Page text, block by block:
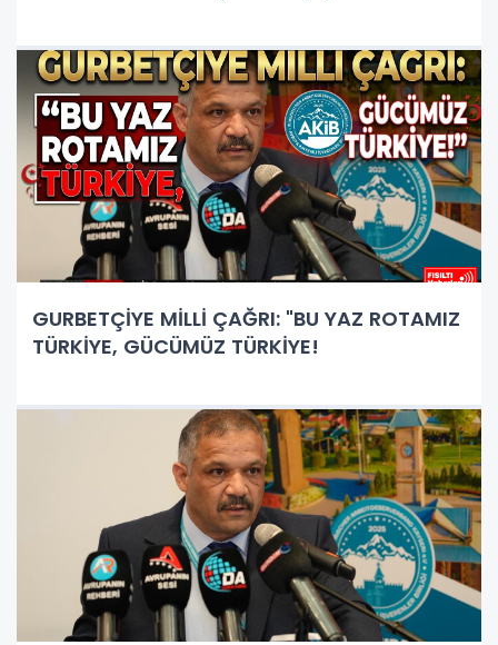
GURBETÇİYE MİLLİ ÇAĞRI: "BU YAZ ROTAMIZ
TÜRKİYE, GÜCÜMÜZ TÜRKİYE!